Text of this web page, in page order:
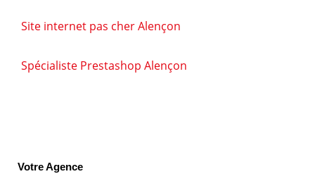
Site internet pas cher Alençon
Spécialiste Prestashop Alençon
Votre Agence